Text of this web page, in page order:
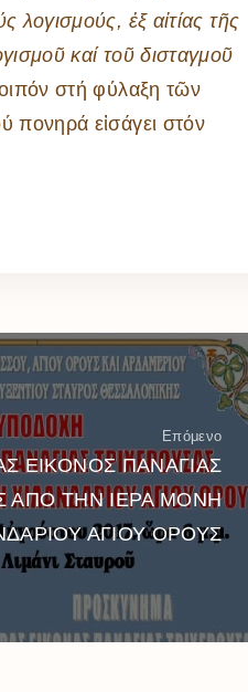
λογισμούς, ἐξ αἰτίας τῆς
καί τοῦ δισταγμοῦ
στή φύλαξη τῶν
πονηρά εἰσάγει στόν
Επόμενο
ΕΙΚΟΝΟΣ ΠΑΝΑΓΙΑΣ
ΑΠΟ ΤΗΝ ΙΕΡΑ ΜΟΝΗ
ΑΓΙΟΥ ΟΡΟΥΣ